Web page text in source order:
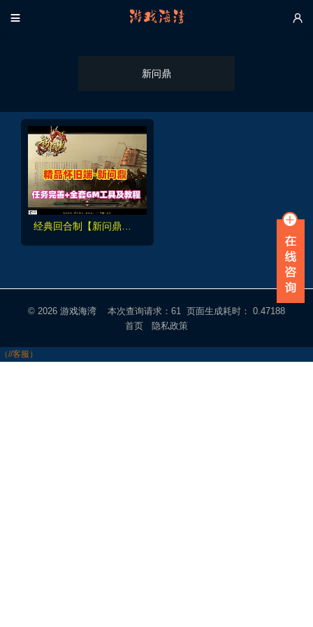
 
新问鼎
经典回合制【新问鼎】精品商业端,任务完善,配GM工具和充值修改视频教程
© 2026 游戏海湾 本次查询请求：61 页面生成耗时： 0.47188
首页
隐私政策
（//客服）